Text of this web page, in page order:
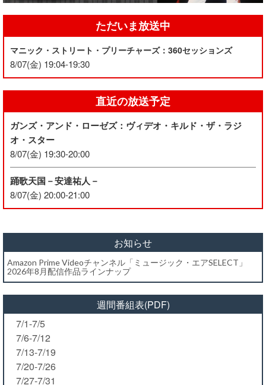
ただいま放送中
マニック・ストリート・プリーチャーズ：360セッションズ
8/07(金) 19:04-19:30
直近の放送予定
ガンズ・アンド・ローゼズ：ヴィデオ・キルド・ザ・ラジ
オ・スター
8/07(金) 19:30-20:00
踊歌天国－安達祐人－
8/07(金) 20:00-21:00
お知らせ
Amazon Prime Videoチャンネル「ミュージック・エアSELECT」
2026年8月配信作品ラインナップ
週間番組表(PDF)
7/1-7/5
7/6-7/12
7/13-7/19
7/20-7/26
7/27-7/31